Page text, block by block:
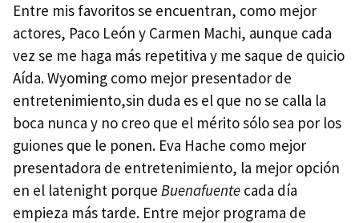
Entre mis favoritos se encuentran, como mejor
actores, Paco León y Carmen Machi, aunque cada
vez se me haga más repetitiva y me saque de quicio
Aída. Wyoming como mejor presentador de
entretenimiento,sin duda es el que no se calla la
boca nunca y no creo que el mérito sólo sea por los
guiones que le ponen. Eva Hache como mejor
presentadora de entretenimiento, la mejor opción
en el latenight porque Buenafuente cada día
empieza más tarde. Entre mejor programa de